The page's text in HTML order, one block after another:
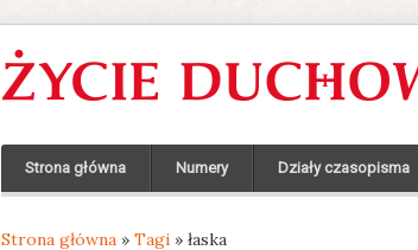
Strona główna Numery Działy czasopisma
Strona główna » Tagi » łaska